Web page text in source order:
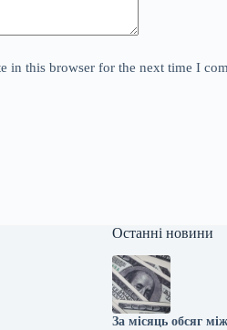
in this browser for the next time I
Останні новини
За місяць обсяг